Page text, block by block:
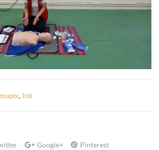
, Ιτιά
Google+
Pinterest